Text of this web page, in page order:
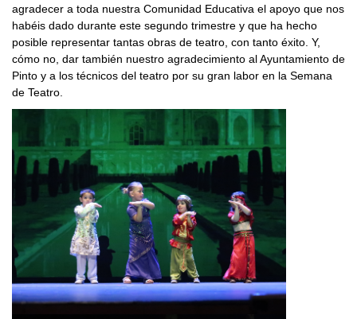
agradecer a toda nuestra Comunidad Educativa el apoyo que nos
habéis dado durante este segundo trimestre y que ha hecho
posible representar tantas obras de teatro, con tanto éxito. Y,
cómo no, dar también nuestro agradecimiento al Ayuntamiento de
Pinto y a los técnicos del teatro por su gran labor en la Semana
de Teatro.